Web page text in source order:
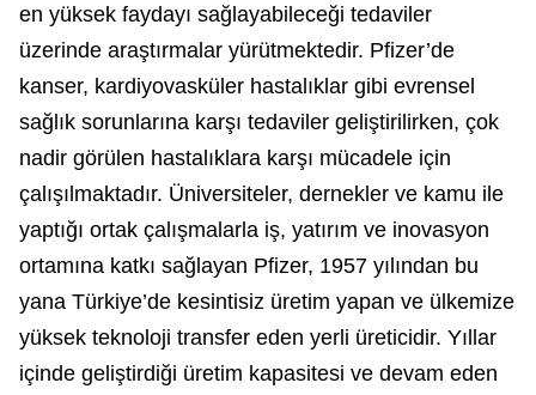
en yüksek faydayı sağlayabileceği tedaviler
üzerinde araştırmalar yürütmektedir. Pfizer’de
kanser, kardiyovasküler hastalıklar gibi evrensel
sağlık sorunlarına karşı tedaviler geliştirilirken, çok
nadir görülen hastalıklara karşı mücadele için
çalışılmaktadır. Üniversiteler, dernekler ve kamu ile
yaptığı ortak çalışmalarla iş, yatırım ve inovasyon
ortamına katkı sağlayan Pfizer, 1957 yılından bu
yana Türkiye’de kesintisiz üretim yapan ve ülkemize
yüksek teknoloji transfer eden yerli üreticidir. Yıllar
içinde geliştirdiği üretim kapasitesi ve devam eden